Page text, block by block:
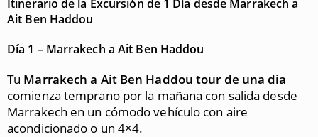
Itinerario de la Excursión de 1 Día desde Marrakech a
Ait Ben Haddou
Día 1 – Marrakech a Ait Ben Haddou
Tu Marrakech a Ait Ben Haddou tour de una dia
comienza temprano por la mañana con salida desde
Marrakech en un cómodo vehículo con aire
acondicionado o un 4×4.